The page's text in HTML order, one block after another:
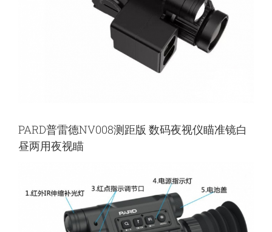
PARD普雷德NV008测距版 数码夜视仪瞄准镜白
昼两用夜视瞄